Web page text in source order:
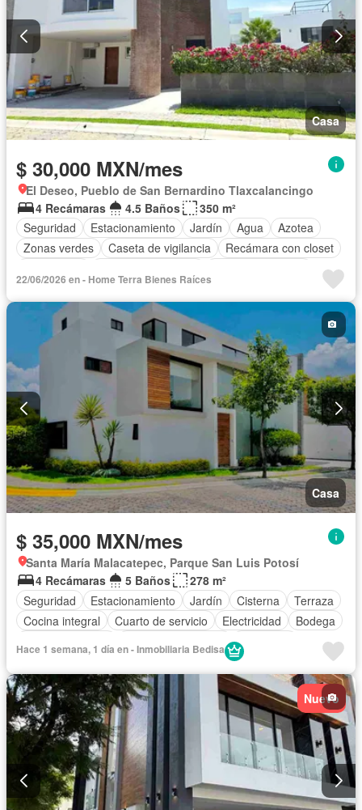
Casa
$ 30,000 MXN/mes
El Deseo, Pueblo de San Bernardino Tlaxcalancingo
4 Recámaras
4.5 Baños
350 m²
Seguridad
Estacionamiento Jardín Agua
Azotea
Zonas verdes
Caseta de vigilancia
Recámara con closet
Permite niños
Permite mascotas
22/06/2026 en - Home Terra Bienes Raíces
Casa
$ 35,000 MXN/mes
Santa María Malacatepec, Parque San Luis Potosí
4 Recámaras
5 Baños
278 m²
Seguridad
Estacionamiento Jardín Cisterna
Terraza
Cocina integral
Cuarto de servicio Electricidad
Bodega
Despacho
Recámara con closet
Caseta de vigilancia
Sin amueblar
Hace 1 semana, 1 día en - Inmobiliaria Bedisa
Nuevo